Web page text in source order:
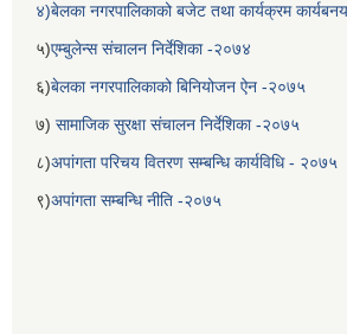
४)बेलका नगरपालिकाको बजेट तथा कार्यक्रम
५)एम्बुलेन्स संचालन निर्देशिका -२०७४
६)बेलका नगरपालिकाको बिनियोजन ऐन -२०७५
७) सामाजिक सुरक्षा संचालन निर्देशिका -२०७५
८)अपांगता परिचय वितरण सम्बन्धि कार्यविधि - २०७५
९)अपांगता सम्बन्धि नीति -२०७५